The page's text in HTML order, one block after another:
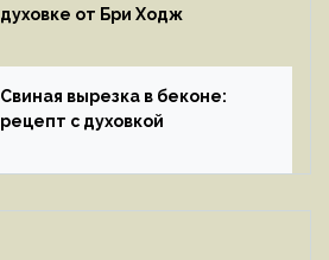
духовке от Бри Ходж
Свиная вырезка в беконе:
рецепт с духовкой